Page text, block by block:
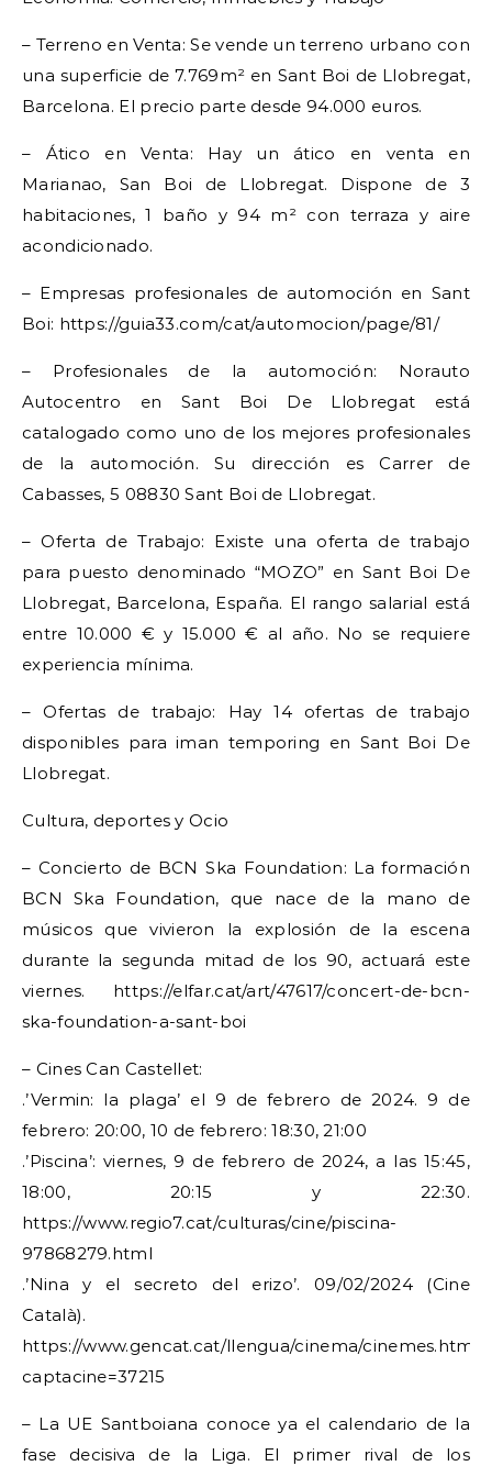
– Terreno en Venta: Se vende un terreno urbano con
una superficie de 7.769m² en Sant Boi de Llobregat,
Barcelona. El precio parte desde 94.000 euros.
– Ático en Venta: Hay un ático en venta en
Marianao, San Boi de Llobregat. Dispone de 3
habitaciones, 1 baño y 94 m² con terraza y aire
acondicionado.
– Empresas profesionales de automoción en Sant
Boi: https://guia33.com/cat/automocion/page/81/
– Profesionales de la automoción: Norauto
Autocentro en Sant Boi De Llobregat está
catalogado como uno de los mejores profesionales
de la automoción. Su dirección es Carrer de
Cabasses, 5 08830 Sant Boi de Llobregat.
– Oferta de Trabajo: Existe una oferta de trabajo
para puesto denominado “MOZO” en Sant Boi De
Llobregat, Barcelona, España. El rango salarial está
entre 10.000 € y 15.000 € al año. No se requiere
experiencia mínima.
– Ofertas de trabajo: Hay 14 ofertas de trabajo
disponibles para iman temporing en Sant Boi De
Llobregat.
Cultura, deportes y Ocio
– Concierto de BCN Ska Foundation: La formación
BCN Ska Foundation, que nace de la mano de
músicos que vivieron la explosión de la escena
durante la segunda mitad de los 90, actuará este
viernes. https://elfar.cat/art/47617/concert-de-bcn-
ska-foundation-a-sant-boi
– Cines Can Castellet:
.’Vermin: la plaga’ el 9 de febrero de 2024. 9 de
febrero: 20:00, 10 de febrero: 18:30, 21:00
.’Piscina’: viernes, 9 de febrero de 2024, a las 15:45,
18:00, 20:15 y 22:30.
https://www.regio7.cat/culturas/cine/piscina-
97868279.html
.’Nina y el secreto del erizo’. 09/02/2024 (Cine
Català).
https://www.gencat.cat/llengua/cinema/cinemes.html?
captacine=37215
– La UE Santboiana conoce ya el calendario de la
fase decisiva de la Liga. El primer rival de los